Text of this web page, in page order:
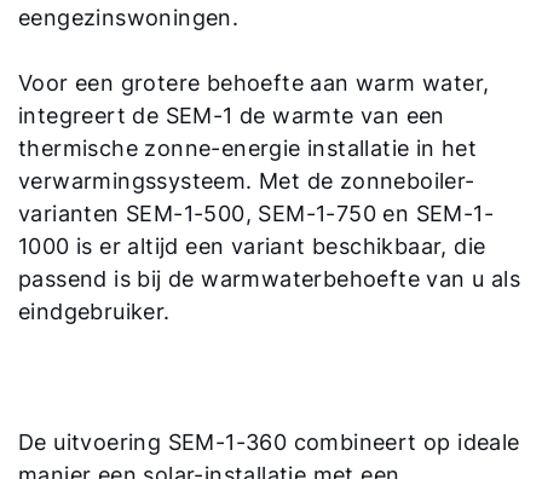
eengezinswoningen.
Voor een grotere behoefte aan warm water,
integreert de SEM-1 de warmte van een
thermische zonne-energie installatie in het
verwarmingssysteem. Met de zonneboiler-
varianten SEM-1-500, SEM-1-750 en SEM-1-
1000 is er altijd een variant beschikbaar, die
passend is bij de warmwaterbehoefte van u als
eindgebruiker.
De uitvoering SEM-1-360 combineert op ideale